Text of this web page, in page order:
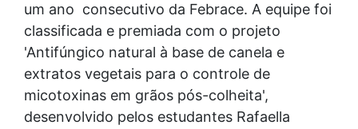
um ano consecutivo da Febrace. A equipe foi
classificada e premiada com o projeto
'Antifúngico natural à base de canela e
extratos vegetais para o controle de
micotoxinas em grãos pós-colheita',
desenvolvido pelos estudantes Rafaella